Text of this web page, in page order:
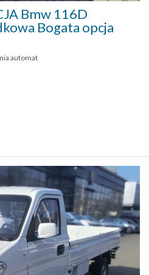
Bmw 116D
Bogata opcja
automat